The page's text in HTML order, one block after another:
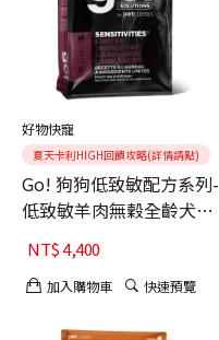
好物快寵
夏天卡利HIGH回饋攻略(詳情請點)
Go! 狗狗低致敏配方系列-
低致敏羊肉無穀全齡犬
22LB (狗主食、狗飼料)
NT$4,400
加入購物車 快速預覽